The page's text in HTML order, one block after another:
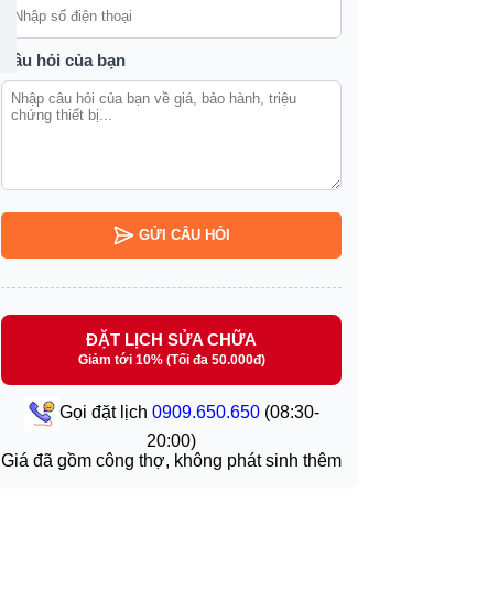
Câu hỏi của bạn
GỬI CÂU HỎI
ĐẶT LỊCH SỬA CHỮA
Giảm tới 10% (Tối đa 50.000đ)
Gọi đặt lịch 0909.650.650(08:30-
20:00)
Giá đã gồm công thợ, không phát sinh thêm